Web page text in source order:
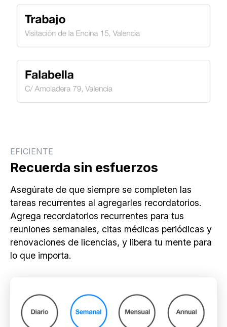
EFICIENTE
Recuerda sin esfuerzos
Asegúrate de que siempre se completen las
tareas recurrentes al agregarles recordatorios.
Agrega recordatorios recurrentes para tus
reuniones semanales, citas médicas periódicas y
renovaciones de licencias, y libera tu mente para
lo que importa.